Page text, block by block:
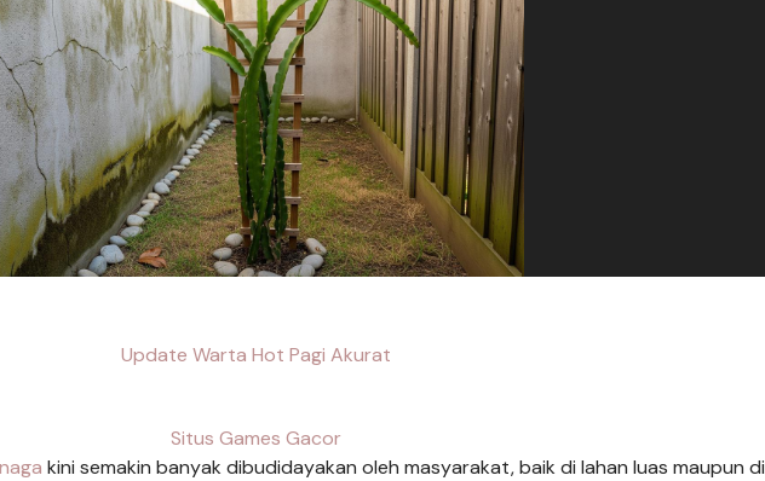
Update Warta Hot Pagi Akurat
Situs Games Gacor
kini semakin banyak dibudidayakan oleh masyarakat, baik di lahan luas maupun di